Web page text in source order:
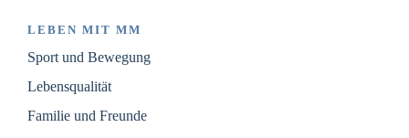
LEBEN MIT MM
Sport und Bewegung
Lebensqualität
Familie und Freunde